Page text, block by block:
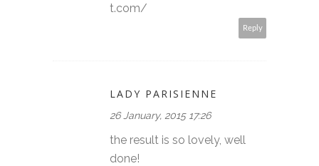
t.com/
Reply
LADY PARISIENNE
26 January, 2015 17:26
the result is so lovely, well
done!